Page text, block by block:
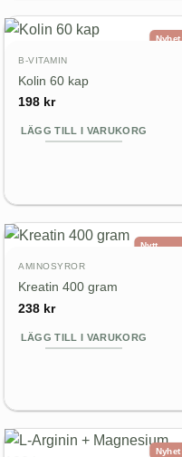
Nyhet
B-VITAMIN
Kolin 60 kap
198 kr
LÄGG TILL I VARUKORG
Nytt
AMINOSYROR
Kreatin 400 gram
238 kr
LÄGG TILL I VARUKORG
Nyhet